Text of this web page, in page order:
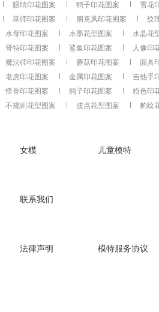
眼睛印花图案 鸭子印花图案
雪花
巫师印花图案 朋克风印花图案
纹
水母印花图案 水墨花型图案
水晶花
哥特印花图案 鲨鱼印花图案
人像印
魔法师印花图案 蘑菇印花图案
面具
老虎印花图案 金属印花图案
吉他手
怪兽印花图案 鸽子印花图案
粉色印
不规则花型图案 波点花型图案 豹纹
女模 儿童模特
联系我们
法律声明 模特服务协议